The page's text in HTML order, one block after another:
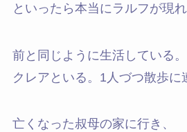
といったら本当にラルフが現れ
前と同じように生活している。
クレアといる。1人づつ散歩に
亡くなった叔母の家に行き、